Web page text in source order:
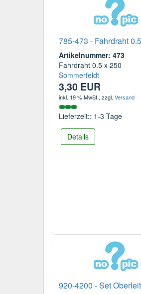
785-473 - Fahrdraht
Artikelnummer: 473
Fahrdraht 0.5 x 250
Sommerfeldt
3,30 EUR
inkl. 19 % MwSt., zzgl. Versand
Lieferzeit:: 1-3 Tage
Details
920-4200 - Set